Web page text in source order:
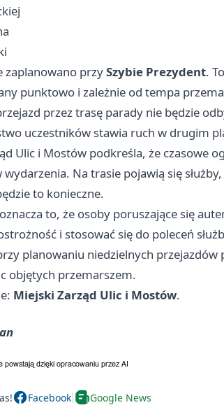
zaplanowano przySzybie Prezydent.
punktowo i zależnie od tempa
przez trasę parady nie będzie
uczestników stawia ruch w drugim
Ulic i Mostów podkreśla, że czasowe
wydarzenia. Na trasie pojawią się
to konieczne.
to, że osoby poruszające się
i stosować się do poleceń
planowaniu niedzielnych przejazdów
objętych przemarszem.
Miejski Zarząd Ulic i Mostów.
Facebook Google News